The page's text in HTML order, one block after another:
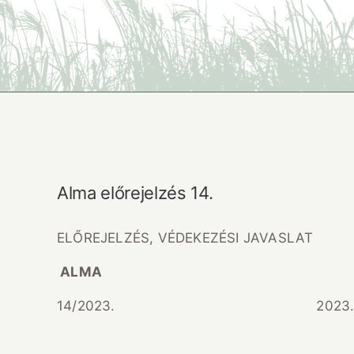
Alma előrejelzés 14.
ELŐREJELZÉS, VÉDEKEZÉSI JAVASLAT
ALMA
14/2023. 2023.